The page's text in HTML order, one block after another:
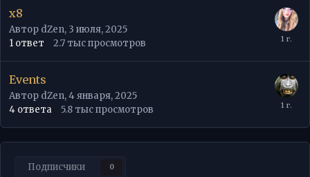
x8
Автор dZen, 3 июля, 2025
1 ответ 2.7 тыспросмотров
Events
Автор dZen,4 января, 2025
4 ответа 5.8 тыспросмотров
Подписчики 0